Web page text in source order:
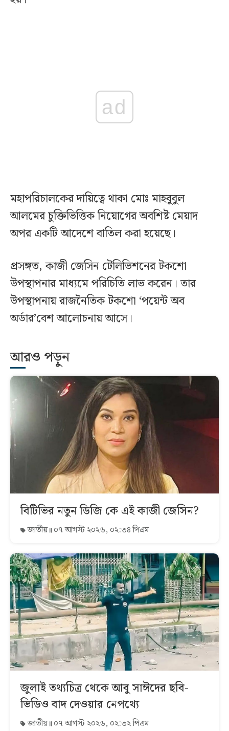
ad
মহাপরিচালকের দায়িত্বে থাকা মোঃ মাহবুবুল
আলমের চুক্তিভিত্তিক নিয়োগের অবশিষ্ট মেয়াদ
অপর একটি আদেশে বাতিল করা হয়েছে।
প্রসঙ্গত, কাজী জেসিন টেলিভিশনের টকশো
উপস্থাপনার মাধ্যমে পরিচিতি লাভ করেন। তার
উপস্থাপনায় রাজনৈতিক টকশো ‘পয়েন্ট অব
অর্ডার’বেশ আলোচনায় আসে।
আরও পড়ুন
বিটিভির নতুন ডিজি কে এই কাজী জেসিন?
জাতীয় ০৭ আগস্ট ২০২৬, ০২:৩৪ পিএম
জুলাই তথ্যচিত্র থেকে আবু সাঈদের ছবি-
ভিডিও বাদ দেওয়ার নেপথ্যে
জাতীয় ০৭ আগস্ট ২০২৬, ০২:৩২ পিএম